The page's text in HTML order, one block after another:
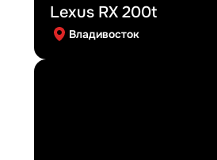
Lexus RX 200t
Владивосток